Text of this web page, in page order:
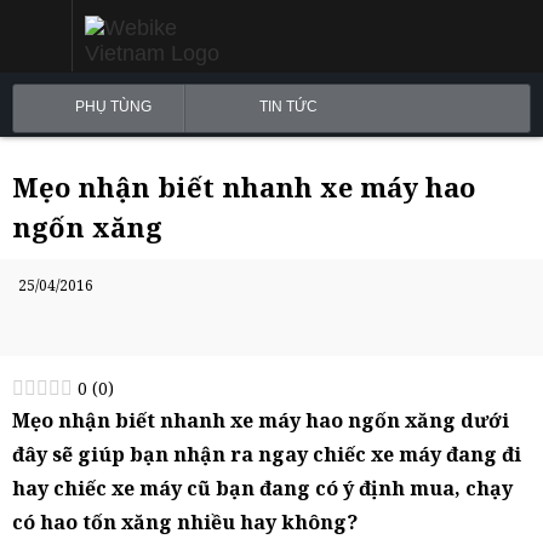
PHỤ TÙNG TIN TỨC
Mẹo nhận biết nhanh xe máy hao
ngốn xăng
25/04/2016
0 (0)
Mẹo nhận biết nhanh xe máy hao ngốn xăng dưới
đây sẽ giúp bạn nhận ra ngay chiếc xe máy đang đi
hay chiếc xe máy cũ bạn đang có ý định mua, chạy
có hao tốn xăng nhiều hay không?